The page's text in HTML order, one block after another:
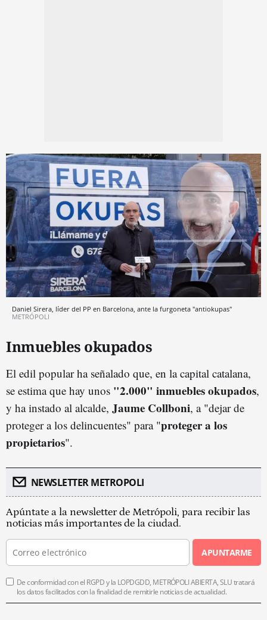
Daniel Sirera, líder del PP en Barcelona, ante la furgoneta "antiokupas"
METRÓPOLI
Inmuebles okupados
El edil popular ha señalado que, en la capital catalana,
se estima que hay unos "2.000" inmuebles okupados,
y ha instado al alcalde, Jaume Collboni, a "dejar de
proteger a los delincuentes" para "proteger a los
propietarios".
NEWSLETTER METROPOLI
Apúntate a la newsletter de Metrópoli, para recibir las
noticias más importantes de la ciudad.
APUNTARME
De conformidad con el RGPD y la LOPDGDD, METRÓPOLI ABIERTA, SLU tratará
los datos facilitados con la finalidad de remitirle noticias de actualidad.